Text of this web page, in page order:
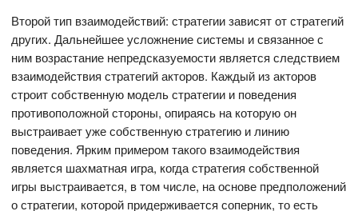
Второй тип взаимодействий: стратегии зависят от стратегий
других. Дальнейшее усложнение системы и связанное с
ним возрастание непредсказуемости является следствием
взаимодействия стратегий акторов. Каждый из акторов
строит собственную модель стратегии и поведения
противоположной стороны, опираясь на которую он
выстраивает уже собственную стратегию и линию
поведения. Ярким примером такого взаимодействия
является шахматная игра, когда стратегия собственной
игры выстраивается, в том числе, на основе предположений
о стратегии, которой придерживается соперник, то есть